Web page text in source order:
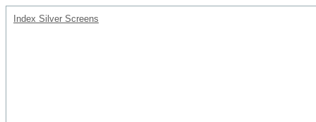
Index Silver Screens